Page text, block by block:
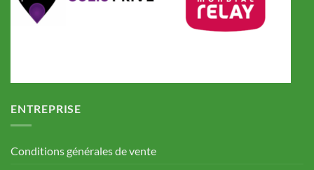
ENTREPRISE
Conditions générales de vente